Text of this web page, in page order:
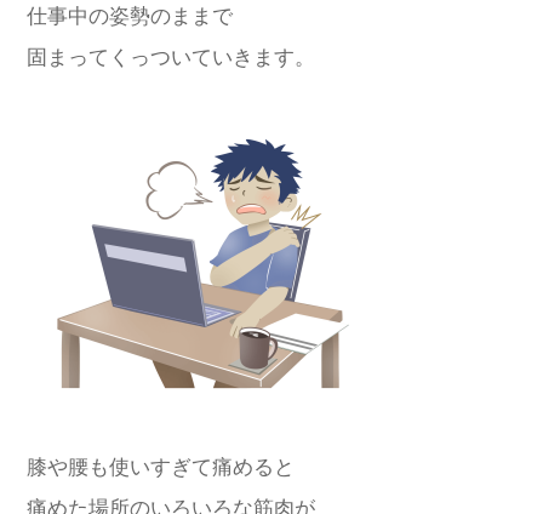
仕事中の姿勢のままで
固まってくっついていきます。
膝や腰も使いすぎて痛めると
痛めた場所のいろいろな筋肉が